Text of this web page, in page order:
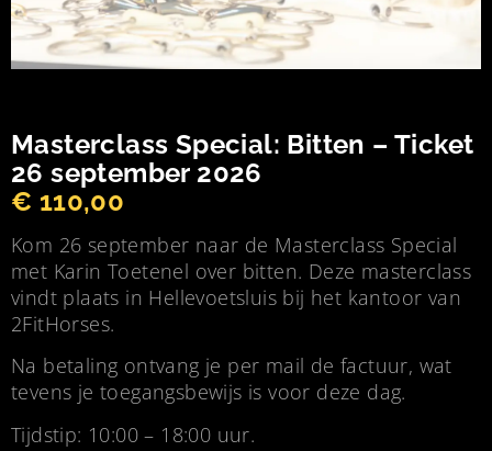
Masterclass Special: Bitten – Ticket
26 september 2026
€ 110,00
Kom 26 september naar de Masterclass Special
met Karin Toetenel over bitten. Deze masterclass
vindt plaats in Hellevoetsluis bij het kantoor van
2FitHorses.
Na betaling ontvang je per mail de factuur, wat
tevens je toegangsbewijs is voor deze dag.
Tijdstip: 10:00 – 18:00 uur.